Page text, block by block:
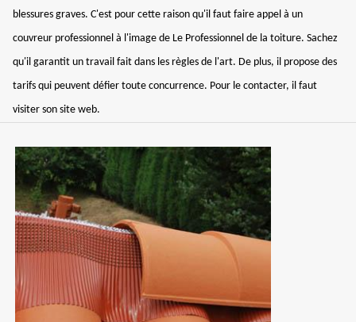
blessures graves. C'est pour cette raison qu'il faut faire appel à un
couvreur professionnel à l'image de Le Professionnel de la toiture. Sachez
qu'il garantit un travail fait dans les règles de l'art. De plus, il propose des
tarifs qui peuvent défier toute concurrence. Pour le contacter, il faut
visiter son site web.